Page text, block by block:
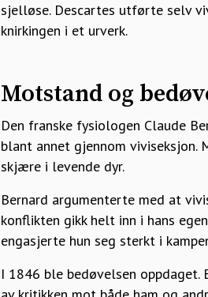
sjelløse. Descartes utførte selv
knirkingen i et urverk.
Motstand og
Den franske fysiologen Claude
blant annet gjennom
skjære i levende dyr.
Bernard argumenterte med at
konflikten gikk helt inn i hans
engasjerte hun seg sterkt i
I 1846 ble bedøvelsen oppdaget.